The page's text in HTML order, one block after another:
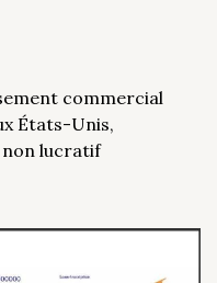
commercial
États-Unis,
lucratif